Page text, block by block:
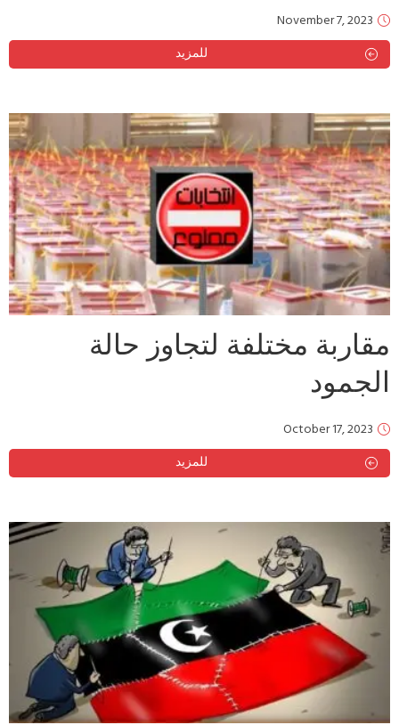
November 7, 2023
للمزيد
مقاربة مختلفة لتجاوز حالة
الجمود
October 17, 2023
للمزيد